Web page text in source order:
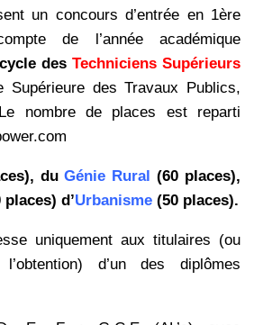
un concours d’entrée en 1ère
de l’année académique
cycle des Techniciens Supérieurs
Supérieure des Travaux Publics,
nombre de places est reparti
duGénie Rural (60 places),
places) d’Urbanisme (50 places).
uniquement aux titulaires (ou
d’un des diplômes